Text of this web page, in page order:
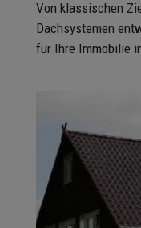
Von klassischen
Dachsystemen
für Ihre Immobilie